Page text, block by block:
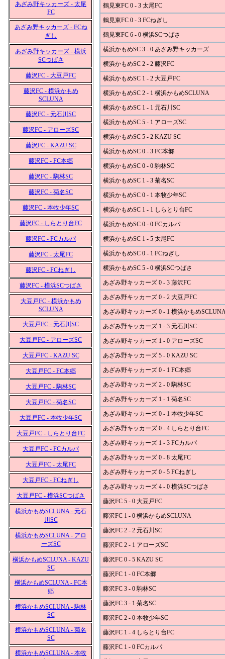
あざみ野キッカーズ - 太尾
FC
あざみ野キッカーズ - FCね
ぎし
あざみ野キッカーズ - 横浜
SCつばさ
藤沢FC - 大豆戸FC
藤沢FC - 横浜かもめ
SCLUNA
藤沢FC - 元石川SC
藤沢FC - アローズSC
藤沢FC - KAZU SC
藤沢FC - FC本郷
藤沢FC - 駒林SC
藤沢FC - 菊名SC
藤沢FC - 本牧少年SC
藤沢FC - しらとり台FC
藤沢FC - FCカルパ
藤沢FC - 太尾FC
藤沢FC - FCねぎし
藤沢FC - 横浜SCつばさ
大豆戸FC - 横浜かもめ
SCLUNA
大豆戸FC - 元石川SC
大豆戸FC - アローズSC
大豆戸FC - KAZU SC
大豆戸FC - FC本郷
大豆戸FC - 駒林SC
大豆戸FC - 菊名SC
大豆戸FC - 本牧少年SC
大豆戸FC - しらとり台FC
大豆戸FC - FCカルパ
大豆戸FC - 太尾FC
大豆戸FC - FCねぎし
大豆戸FC - 横浜SCつばさ
横浜かもめSCLUNA - 元石
川SC
横浜かもめSCLUNA - アロ
ーズSC
横浜かもめSCLUNA - KAZU
SC
横浜かもめSCLUNA - FC本
郷
横浜かもめSCLUNA - 駒林
SC
横浜かもめSCLUNA - 菊名
SC
横浜かもめSCLUNA - 本牧
鶴見東FC 0 - 3 太尾FC
鶴見東FC 0 - 3 FCねぎし
鶴見東FC 6 - 0 横浜SCつばさ
横浜かもめSC 3 - 0 あざみ野キッカーズ
横浜かもめSC 2 - 2 藤沢FC
横浜かもめSC 1 - 2 大豆戸FC
横浜かもめSC 2 - 1 横浜かもめSCLUNA
横浜かもめSC 1 - 1 元石川SC
横浜かもめSC 5 - 1 アローズSC
横浜かもめSC 5 - 2 KAZU SC
横浜かもめSC 0 - 3 FC本郷
横浜かもめSC 0 - 0 駒林SC
横浜かもめSC 1 - 3 菊名SC
横浜かもめSC 0 - 1 本牧少年SC
横浜かもめSC 1 - 1 しらとり台FC
横浜かもめSC 0 - 0 FCカルパ
横浜かもめSC 1 - 5 太尾FC
横浜かもめSC 0 - 1 FCねぎし
横浜かもめSC 5 - 0 横浜SCつばさ
あざみ野キッカーズ 0 - 3 藤沢FC
あざみ野キッカーズ 0 - 2 大豆戸FC
あざみ野キッカーズ 0 - 1 横浜かもめ
あざみ野キッカーズ 1 - 3 元石川SC
あざみ野キッカーズ 1 - 0 アローズSC
あざみ野キッカーズ 5 - 0 KAZU SC
あざみ野キッカーズ 0 - 1 FC本郷
あざみ野キッカーズ 2 - 0 駒林SC
あざみ野キッカーズ 1 - 1 菊名SC
あざみ野キッカーズ 0 - 1 本牧少年SC
あざみ野キッカーズ 0 - 4 しらとり台FC
あざみ野キッカーズ 1 - 3 FCカルパ
あざみ野キッカーズ 0 - 8 太尾FC
あざみ野キッカーズ 0 - 5 FCねぎし
あざみ野キッカーズ 4 - 0 横浜SCつばさ
藤沢FC 5 - 0 大豆戸FC
藤沢FC 1 - 0 横浜かもめSCLUNA
藤沢FC 2 - 2 元石川SC
藤沢FC 2 - 1 アローズSC
藤沢FC 0 - 5 KAZU SC
藤沢FC 1 - 0 FC本郷
藤沢FC 3 - 0 駒林SC
藤沢FC 3 - 1 菊名SC
藤沢FC 2 - 0 本牧少年SC
藤沢FC 1 - 4 しらとり台FC
藤沢FC 1 - 0 FCカルパ